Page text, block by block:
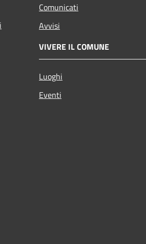
Comunicati
Avvisi
VIVERE IL COMUNE
Luoghi
Eventi